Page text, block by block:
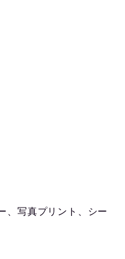
、写真プリント、シー